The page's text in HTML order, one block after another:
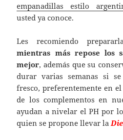
empanadillas estilo
usted ya conoce.
Les recomiendo
mientras más repose los
mejor, además que su
durar varias semanas si
fresco, preferentemente en
de los complementos en
ayudan a nivelar el PH por
quien se propone llevar la